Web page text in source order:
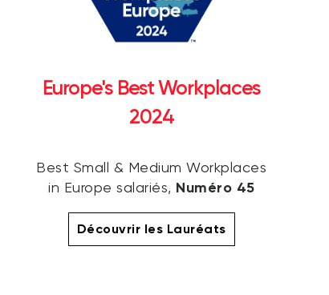
Europe's Best Workplaces
2024
Best Small & Medium Workplaces
in Europe salariés, Numéro 45
Découvrir les Lauréats